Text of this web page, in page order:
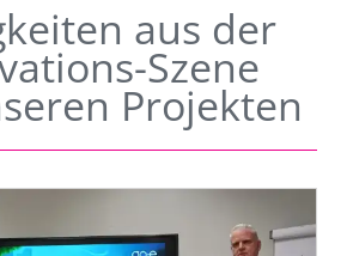
aus der
Szene
Projekten